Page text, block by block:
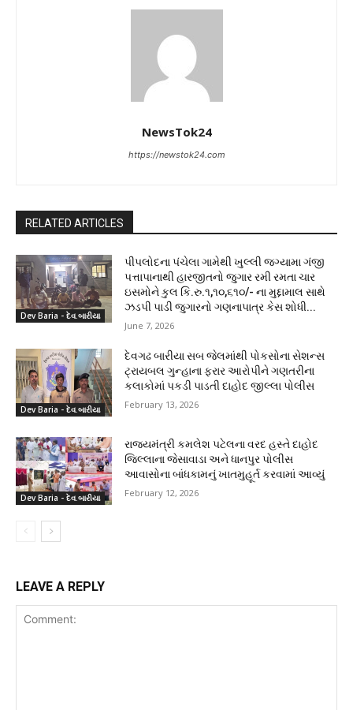
NewsTok24
https://newstok24.com
RELATED ARTICLES
Dev Baria - દેવ.બારીયા
પીપલોદના પંચેલા ગામેથી ખુલ્લી જગ્યામા ગંજી
પત્તાપાનાથી હારજીતનો જુગાર રમી રમતા ચાર
ઇસમોને કુલ કિ.રુ.૧,૧૦,૬૧૦/- ના મુદ્દામાલ સાથે
ઝડપી પાડી જુગારનો ગણનાપાત્ર કેસ શોધી...
June 7, 2026
Dev Baria - દેવ.બારીયા
દેવગઢ બારીયા સબ જેલમાંથી પોકસોના સેશન્સ
ટ્રાયબલ ગુન્હાના ફરાર આરોપીને ગણતરીના
કલાકોમાં પકડી પાડતી દાહોદ જીલ્લા પોલીસ
February 13, 2026
Dev Baria - દેવ.બારીયા
રાજ્યમંત્રી કમલેશ પટેલના વરદ હસ્તે દાહોદ
જિલ્લાના જેસાવાડા અને ધાનપુર પોલીસ
આવાસોના બાંધકામનું ખાતમુહૂર્ત કરવામાં આવ્યું
February 12, 2026
LEAVE A REPLY